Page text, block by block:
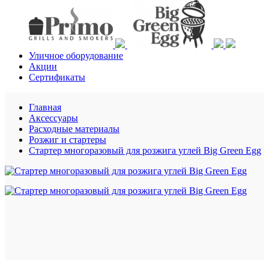
Уличное оборудование
Акции
Сертификаты
Главная
Аксессуары
Расходные материалы
Розжиг и стартеры
Стартер многоразовый для розжига углей Big Green Egg